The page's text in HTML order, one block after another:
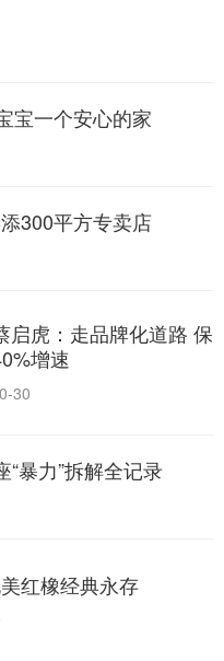
宝一个安心的家
300平方专卖店
启虎：走品牌化道路 保
增速
30
暴力”拆解全记录
红橡经典永存